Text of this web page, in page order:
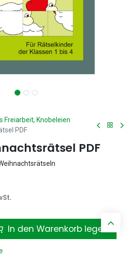
Freiarbeit, Knobeleien
PDF
PDF
In den Warenkorb legen